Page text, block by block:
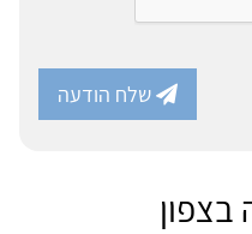
שלח הודעה
בצפון